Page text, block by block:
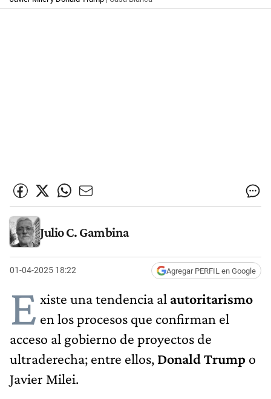
Julio C. Gambina
01-04-2025 18:22 Agregar PERFIL en Google
E xiste una tendencia al autoritarismo
en los procesos que confirman el
acceso al gobierno de proyectos de
ultraderecha; entre ellos, Donald Trump o
Javier Milei.